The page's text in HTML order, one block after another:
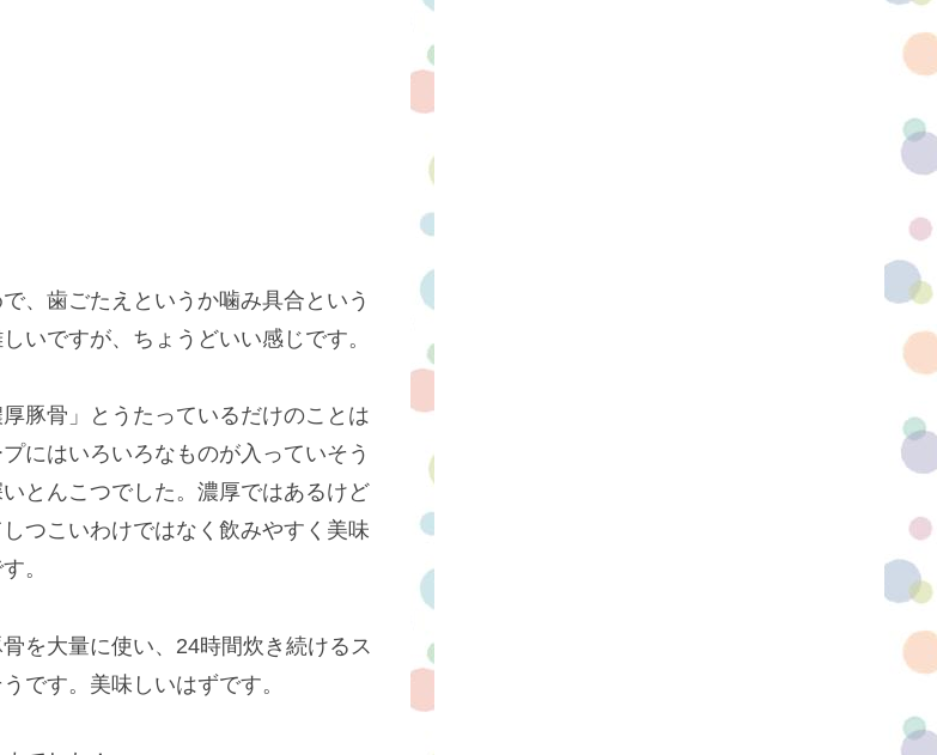
、歯ごたえというか噛み具合という
いですが、ちょうどいい感じです。
厚豚骨」とうたっているだけのことは
にはいろいろなものが入っていそう
とんこつでした。濃厚ではあるけど
つこいわけではなく飲みやすく美味
。
骨を大量に使い、24時間炊き続けるス
です。美味しいはずです。